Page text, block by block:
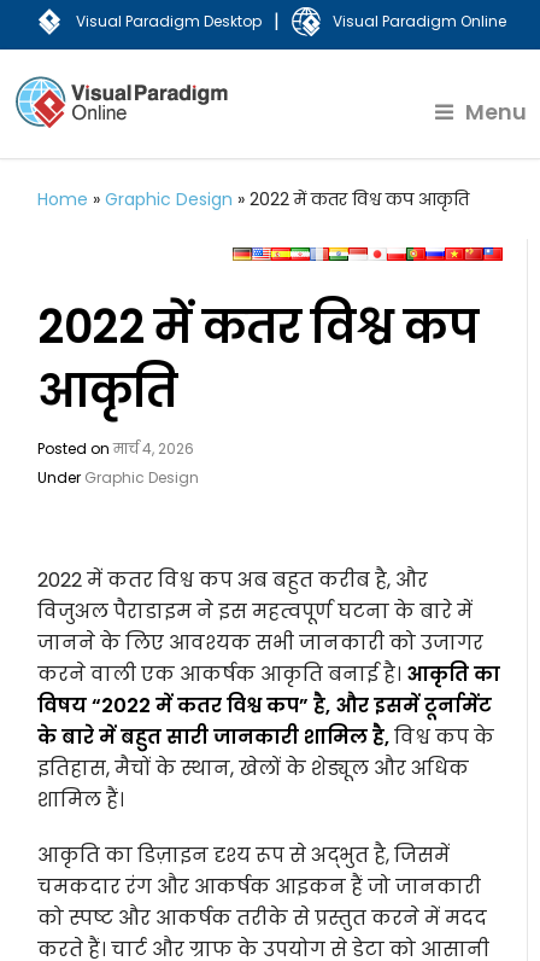
Visual Paradigm Desktop | Visual Paradigm Online
Menu
Home »Graphic Design »2022 में कतर विश्व कप आकृति
2022 में कतर विश्व कप
आकृति
Posted onमार्च 4, 2026
Under Graphic Design
2022 में कतर विश्व कप अब बहुत करीब है, और
विजुअल पैराडाइम ने इस महत्वपूर्ण घटना के बारे में
जानने के लिए आवश्यक सभी जानकारी को उजागर
करने वाली एक आकर्षक आकृति बनाई है। आकृति का
विषय “2022 में कतर विश्व कप” है, और इसमें टूर्नामेंट
के बारे में बहुत सारी जानकारी शामिल है,विश्व कप के
इतिहास, मैचों के स्थान, खेलों के शेड्यूल और अधिक
शामिल हैं।
आकृति का डिज़ाइन दृश्य रूप से अद्भुत है, जिसमें
चमकदार रंग और आकर्षक आइकन हैं जो जानकारी
को स्पष्ट और आकर्षक तरीके से प्रस्तुत करने में मदद
करते हैं। चार्ट और ग्राफ के उपयोग से डेटा को आसानी